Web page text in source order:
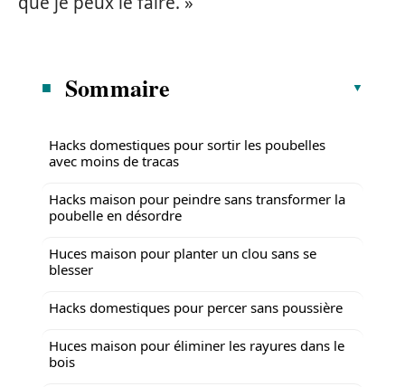
Sommaire
Hacks domestiques pour sortir les poubelles
avec moins de tracas
Hacks maison pour peindre sans transformer la
poubelle en désordre
Huces maison pour planter un clou sans se
blesser
Hacks domestiques pour percer sans poussière
Huces maison pour éliminer les rayures dans le
bois